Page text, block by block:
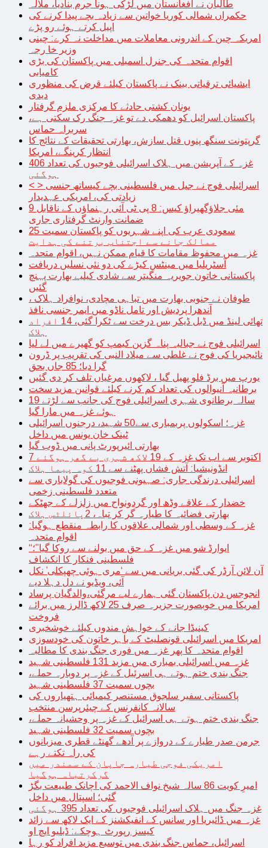
طالبان نے افغانستان میں لڑکی ہونا جرم بنادیا، ملالہ
حکمراں شمالی کوریا خواتین سے زیادہ بچے پیدا کرنے کی
اپیل کرتے ہوئے رو پڑے
امریکہ چین کے اندرونی معاملات میں مداخلت نہ کرے: چینی
وزیر خا رجہ
اقوام متحدہ کی جنرل اسمبلی میں پاکستان کی بڑی
کامیابی
ایشیائی ترقیاتی بینک نے پاکستان کیلئے قرض کی منظوری
دیدی
یونان کشتی حادثے کا مرکزی ملزم گرفتار
پاکستان اسرائیل کو دھمکی دے تو غزہ جنگ رک سکتی ہے،
سربراہ حماس
گرپتونت سنگھ پنوں قتل سازش، بھارتی تحقیقات کے نتائج کا
انتظار کرینگے، امریکا
غزہ کے آپریشن میں ہلاک اسرائیلی فوجیوں کی تعداد 406
ہوگئی
< > اسرائیلی فوج نے جیل میں فلسطینی بچے کیساتھ جنسی
زیادتی کی، امریکی عہدیدار
9 مئی جلاؤگھیراؤ کیس: 8 پی ٹی آئی رہنماؤں کے ناقابل
ضمانت وارنٹ گرفتاری جاری
سعودی عرب کی اپنے شہریوں کو پاکستان سمیت 25
ممالک جانے سے اجتناب برتنے کی ہدایت
غزہ میں محفوظ مقامات کا قیام ممکن نہیں، اقوام متحدہ
آسٹریلیا میں مینٹس کیڑے کی دو نئی نسلیں دریافت
پاکستانی خاتون جویریہ منگیتر سے شادی کیلیے بھارت پہنچ
گئیں
طوفان نے جنوبی بھارت میں تباہی مچادی، نوافراد ہلاک ،
آندھرا پردیش اور تامل ناڈو میں ایمر جنسی نافذ
تھائی لینڈ میں ڈبل ڈیکر بس درخت سے ٹکرا گئی، 14 افراد
ہلاک
اسرائیلی فوج نے جبالیہ پناہ گزین کیمپ کو گھیرے میں لے لیا
نائیجیریا کی فوج نے غلطی سے میلاد النبی کی تقریب پر ڈرون
گرا دیا؛ 85 جاں بحق
یورپ میں برڈ فلو پھیل گیا ، لاکھوں مرغیاں تلف کر دی گئیں
برطانیہ آنیوالوں کی تعداد کم کرنے کیلئے قوانین مزید سخت
19 سالہ برطانوی شہری اسرائیلی فوج کی جانب سے لڑتے
ہوئے غزہ میں مارا گیا
غزہ؛ اسکولوں پربمباری سے50 شہید، درجنوں اسرائیلی
ٹینک خان یونس میں داخل
بھارتی ائیرپورٹ پانی میں ڈوب گیا
7 اکتوبر سے اب تک غزہ کے 19 لاکھ شہری بے گھر ہوگئے
انڈونیشیا: آتش فشاں پھٹنے سے 11 کوہ پیما ہلاک
اسرائیلی درندگی جاری: صہیونی فوجیوں کی گولاباری سے
متعدد فلسطینی زخمی
خضدار کے علاقے وڈھ اور گردونواح میں زلزلے کے جھٹکے
بھارتی فضائیہ کا طیارہ گر کر تباہ، 2پائلٹس ہلاک
غزہ کے وسطی اور شمالی علاقوں کا رابطہ منقطع ہوگیا:
اقوام متحدہ
“ایوارڈ شو میں غزہ کے حق میں بولنے سے روکا گیا”؛
فلسطینی فنکار کا انکشاف
آن لائن آرڈر کی گئی بریانی میں سے ‘مری ہوئی چھپکلی’ نکل
آئی، ویڈیو نے دل دہلا دیے
انجوجس دن پاکستان گئی ہمارے لیے مرگئی،والدگیان پرساد
امریکا میں خوبصورت جزیرہ صرف 25 لاکھ ڈالرز میں برائے
فروخت
کینیڈا جانے کے خواہش مندوں کیلئے خوشخبری
امریکا میں اسرائیلی قونصلیٹ کے باہر خاتون کی خودسوزی
اقوام متحدہ کا پھر غزہ میں فوری جنگ بندی کا مطالبہ
غزہ میں اسرائیلی بمباری میں مزید 131 فلسطینی شہید
جنگ بندی ختم ہوتے ہی اسرئیل کے غزہ پر دوبارہ حملے،
بچوں سمیت 37 فلسطینی شہید
پاکستانی سفیر سلجوق مستنصر کیمیائی ہتھیاروں کی
سالانہ کانفرنس کے چیئرپرسن منتخب
جنگ بندی ختم ہوتے ہی اسرائیل کے غزہ پر وحشیانہ حملے،
بچوں سمیت 32 فلسطینی شہید
جرمن صدر طیارے کے دروازے پر آدھے گھنٹے قطری میزبانوں
کی راہ تکتے رہے
امریکی فوجی طیارہ جاپان کے سمندر میں
گرکرتباہ ہوگیا
امیرِ کویت 86 سالہ شیخ نواف الاحمد کی اچانک طبیعت بگڑ
گئی؛ اسپتال میں داخل
غزہ جنگ میں ہلاک اسرائیلی فوجیوں کی تعداد 395 ہوگئی
غزہ میں ڈائیریا اور سانس کے انفیکشنز کے ایک لاکھ سے زائد
کیسز رپورٹ ہوچکے: ڈبلیو ایچ او
اسرائیل، حماس جنگ بندی میں توسیع مزید افراد کو رہا